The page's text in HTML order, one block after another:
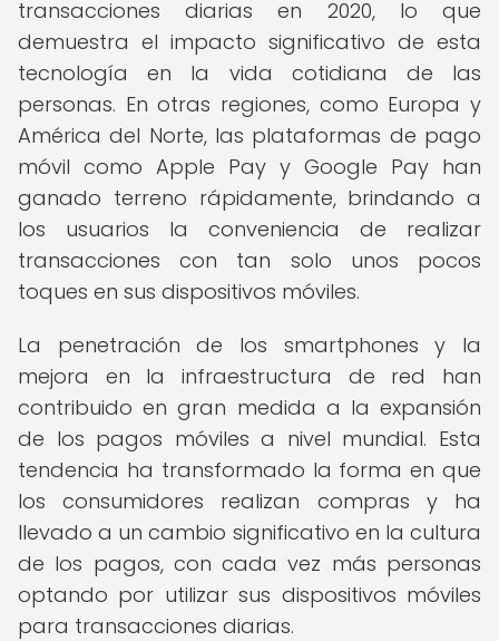
transacciones diarias en 2020, lo que
demuestra el impacto significativo de esta
tecnología en la vida cotidiana de las
personas. En otras regiones, como Europa y
América del Norte, las plataformas de pago
móvil como Apple Pay y Google Pay han
ganado terreno rápidamente, brindando a
los usuarios la conveniencia de realizar
transacciones con tan solo unos pocos
toques en sus dispositivos móviles.
La penetración de los smartphones y la
mejora en la infraestructura de red han
contribuido en gran medida a la expansión
de los pagos móviles a nivel mundial. Esta
tendencia ha transformado la forma en que
los consumidores realizan compras y ha
llevado a un cambio significativo en la cultura
de los pagos, con cada vez más personas
optando por utilizar sus dispositivos móviles
para transacciones diarias.